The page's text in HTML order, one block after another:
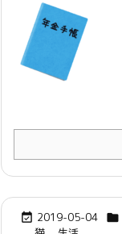
 2019-05-04 